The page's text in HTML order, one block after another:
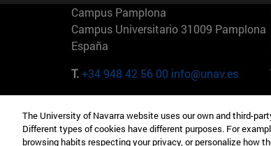
Campus Pamplona
Campus Universitario 31009 Pamplona
España
T.+34 948 42 56 00 info@unav.es
Camino del Cerro Águila 3 28023
Madrid España
The University of Navarra website uses our own and third-
Different types of cookies have different purposes. For
browsing habits respecting your privacy, or personalize how